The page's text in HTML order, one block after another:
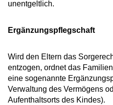
unentgeltlich.
Ergänzungspflegschaft
Wird den Eltern das
entzogen, ordnet das
eine sogenannte
Verwaltung des Vermögens
Aufenthaltsorts des Kindes).